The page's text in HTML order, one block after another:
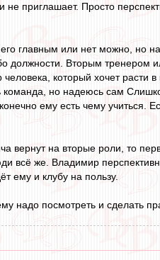
не приглашает. Просто
главным или нет можно,
Вторым тренером
который хочет расти
команда, но надеюсь сам
ему есть чему учиться.
вернут на вторые роли, то
всё же. Владимир
ему и клубу на пользу.
надо посмотреть и сделать